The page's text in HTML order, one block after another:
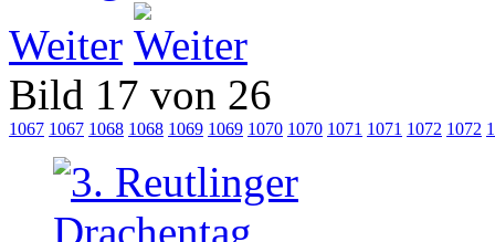
Weiter
Bild 17 von 26
1067 1067 1068 1068 1069 1069 1070 1070 1071 1071 1072 1072